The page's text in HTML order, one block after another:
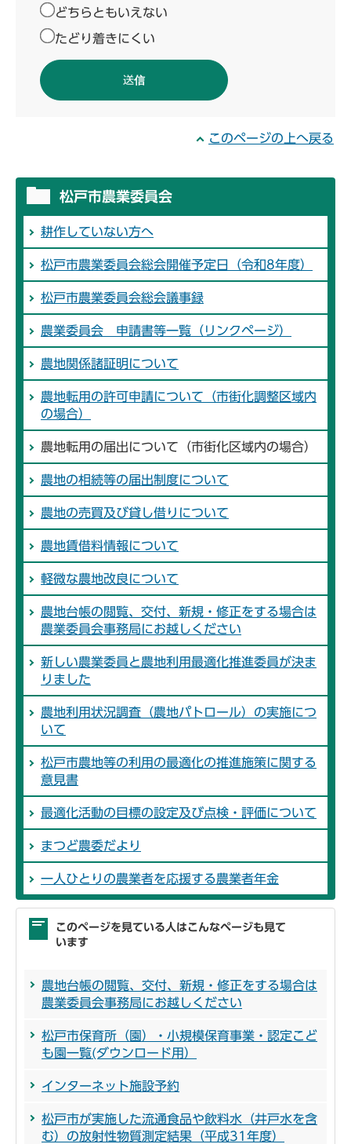
どちらともいえない
たどり着きにくい
このページの上へ戻る
松戸市農業委員会
耕作していない方へ
松戸市農業委員会総会開催予定日（令和8年度）
松戸市農業委員会総会議事録
農業委員会 申請書等一覧（リンクページ）
農地関係諸証明について
農地転用の許可申請について（市街化調整区域内
の場合）
農地転用の届出について（市街化区域内の場合）
農地の相続等の届出制度について
農地の売買及び貸し借りについて
農地賃借料情報について
軽微な農地改良について
農地台帳の閲覧、交付、新規・修正をする場合は
農業委員会事務局にお越しください
新しい農業委員と農地利用最適化推進委員が決ま
りました
農地利用状況調査（農地パトロール）の実施につ
いて
松戸市農地等の利用の最適化の推進施策に関する
意見書
最適化活動の目標の設定及び点検・評価について
まつど農委だより
一人ひとりの農業者を応援する農業者年金
このページを見ている人はこんなページも見て
います
農地台帳の閲覧、交付、新規・修正をする場合は
農業委員会事務局にお越しください
松戸市保育所（園）・小規模保育事業・認定こど
も園一覧(ダウンロード用）
インターネット施設予約
松戸市が実施した流通食品や飲料水（井戸水を含
む）の放射性物質測定結果（平成31年度）